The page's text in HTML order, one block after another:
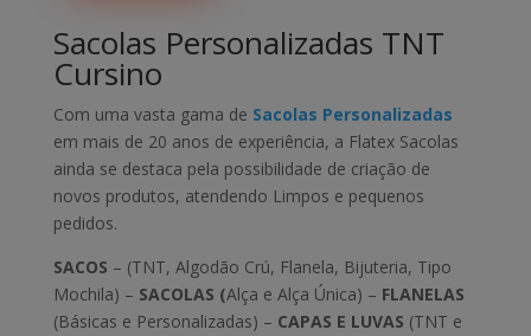
Sacolas Personalizadas TNT
Cursino
Com uma vasta gama de Sacolas Personalizadas
em mais de 20 anos de experiência, a Flatex Sacolas
ainda se destaca pela possibilidade de criação de
novos produtos, atendendo Limpos e pequenos
pedidos.
SACOS – (TNT, Algodão Crú, Flanela, Bijuteria, Tipo
Mochila) – SACOLAS (Alça e Alça Única) – FLANELAS
(Básicas e Personalizadas) – CAPAS E LUVAS (TNT e